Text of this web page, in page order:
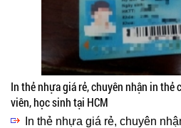
In thẻ nhựa giá rẻ, chuyên nhận in thẻ
viên, học sinh tại HCM
In thẻ nhựa giá rẻ, chuyên